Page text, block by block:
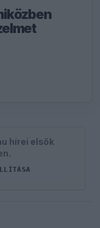
hírei elsők